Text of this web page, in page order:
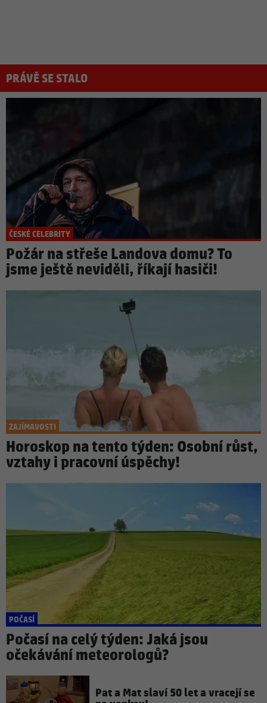
PRÁVĚ SE STALO
ČESKÉ CELEBRITY
Požár na střeše Landova domu? To
jsme ještě neviděli, říkají hasiči!
ZAJÍMAVOSTI
Horoskop na tento týden: Osobní růst,
vztahy i pracovní úspěchy!
POČASÍ
Počasí na celý týden: Jaká jsou
očekávání meteorologů?
Pat a Mat slaví 50 let a vracejí se